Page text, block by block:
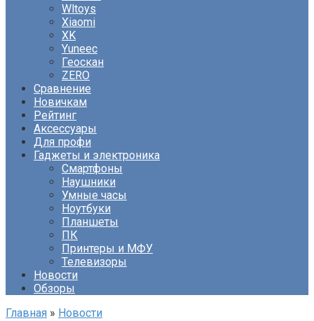
Wltoys
Xiaomi
XK
Yuneec
Геоскан
ZERO
Сравнение
Новичкам
Рейтинг
Аксессуары
Для профи
Гаджеты и электроника
Смартфоны
Наушники
Умные часы
Ноутбуки
Планшеты
ПК
Принтеры и МФУ
Телевизоры
Новости
Обзоры
Главная » Новости